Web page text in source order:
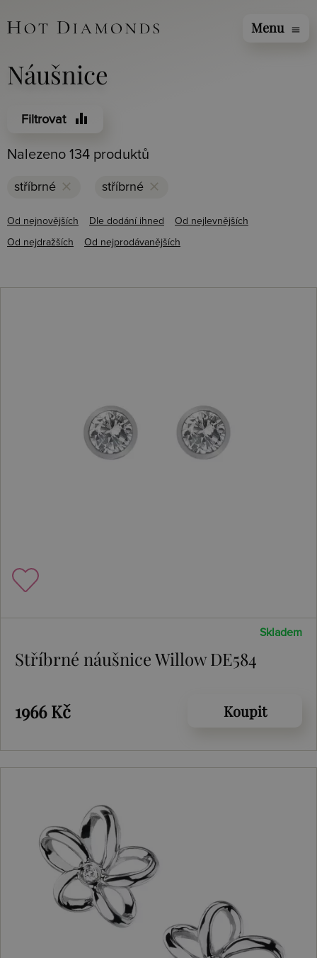
Menu menu
Náušnice
Filtrovat equalizer
Nalezeno 134 produktů
stříbrné clear stříbrné clear
Od nejnovějších Dle dodání ihned Od nejlevnějších
Od nejdražších Od nejprodávanějších
Skladem
Stříbrné náušnice Willow DE584
1966 Kč Koupit